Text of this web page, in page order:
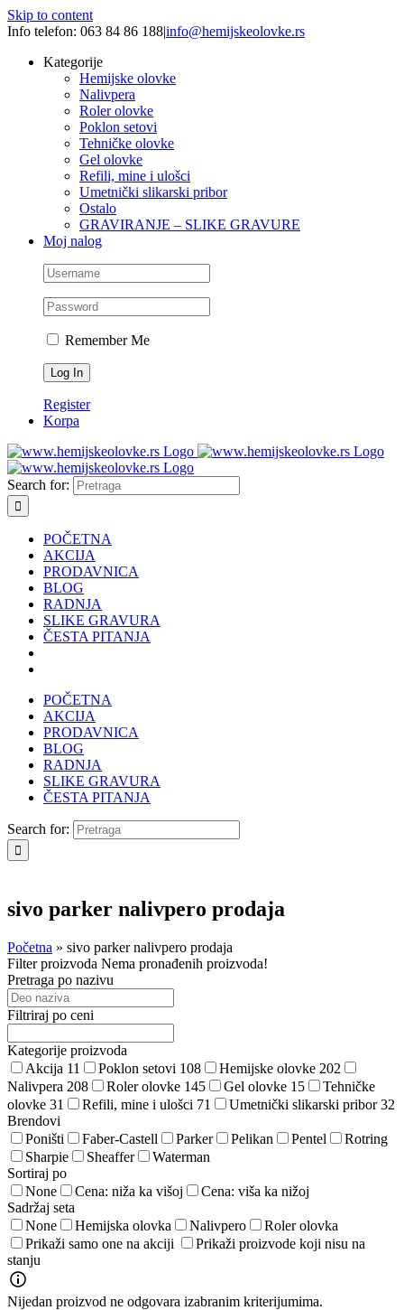
Skip to content
Info telefon: 063 84 86 188|info@hemijskeolovke.rs
Kategorije
Hemijske olovke
Nalivpera
Roler olovke
Poklon setovi
Tehničke olovke
Gel olovke
Refili, mine i ulošci
Umetnički slikarski pribor
Ostalo
GRAVIRANJE – SLIKE GRAVURE
Moj nalog
Remember Me
Register
Korpa
Search for:
POČETNA
AKCIJA
PRODAVNICA
BLOG
RADNJA
SLIKE GRAVURA
ČESTA PITANJA
POČETNA
AKCIJA
PRODAVNICA
BLOG
RADNJA
SLIKE GRAVURA
ČESTA PITANJA
Search for:
sivo parker nalivpero prodaja
Početna » sivo parker nalivpero prodaja
Filter proizvoda Nema pronađenih proizvoda!
Pretraga po nazivu
Filtriraj po ceni
Kategorije proizvoda
Akcija 11 Poklon setovi 108 Hemijske olovke 202
Nalivpera 208 Roler olovke 145 Gel olovke 15
Tehničke
olovke 31 Refili, mine i ulošci 71 Umetnički slikarski pribor32
Brendovi
Poništi
Faber-Castell Parker Pelikan Pentel
Rotring
Sharpie
Sheaffer
Waterman
Sortiraj po
None
Cena: niža ka višoj
Cena: viša ka nižoj
Sadržaj seta
None
Hemijska olovka Nalivpero
Roler olovka
Prikaži samo one na akciji
Prikaži proizvode koji nisu na
stanju
Nijedan proizvod ne odgovara izabranim kriterijumima.